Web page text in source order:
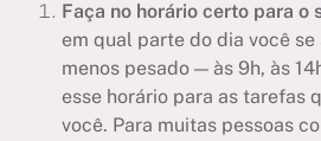
Faça no horário certo para o
em qual parte do dia você
menos pesado — às 9h, às
esse horário para as tarefas
você. Para muitas pessoas